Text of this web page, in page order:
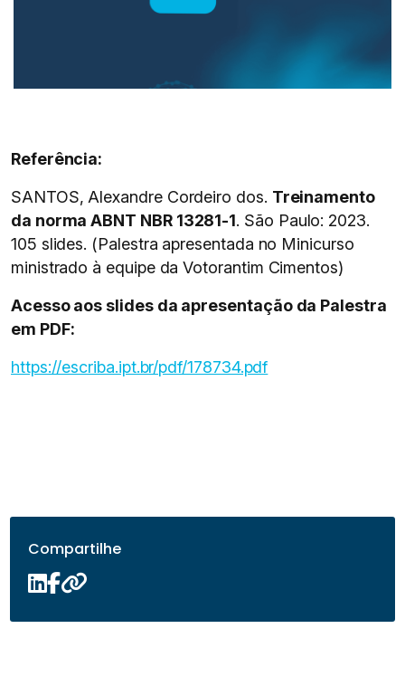
Referência:
SANTOS, Alexandre Cordeiro dos. Treinamento
da norma ABNT NBR 13281-1. São Paulo: 2023.
105 slides. (Palestra apresentada no Minicurso
ministrado à equipe da Votorantim Cimentos)
Acesso aos slides da apresentação da Palestra
em PDF:
https://escriba.ipt.br/pdf/178734.pdf
Compartilhe